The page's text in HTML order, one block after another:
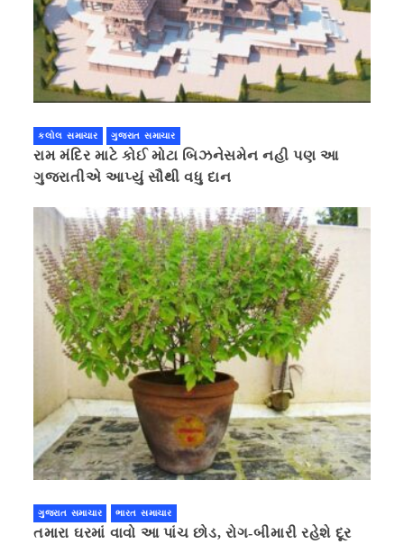
કલોલ સમાચાર ગુજરાત સમાચાર
રામ મંદિર માટે કોઈ મોટા બિઝનેસમેન નહી પણ આ
ગુજરાતીએ આપ્યું સૌથી વધુ દાન
ગુજરાત સમાચાર ભારત સમાચાર
તમારા ઘરમાં વાવો આ પાંચ છોડ, રોગ-બીમારી રહેશે દૂર